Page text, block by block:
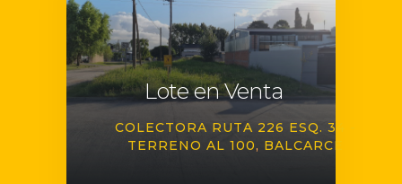
Lote en Venta
COLECTORA RUTA 226 ESQ. 34 -
TERRENO AL 100
BALCARCE